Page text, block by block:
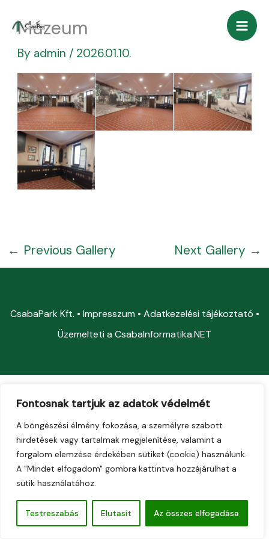
Fontosnak tartjuk az adatok védelmét
A böngészési élmény fokozása, a személyre szabott
hirdetések vagy tartalmak megjelenítése, valamint a
forgalom elemzése érdekében sütiket (cookie) használunk.
A "Mindet elfogadom" gombra kattintva hozzájárulhat a
sütik használatához.
Testreszabás Elutasít Az összes elfogadása
content
Múzeum
By admin / 2026.01.10.
← Previous Gallery Next Gallery →
CsabaPark Kft. • Impresszum • Adatkezelési tájékoztató •
Üzemelteti a CsabaInformatika.NET